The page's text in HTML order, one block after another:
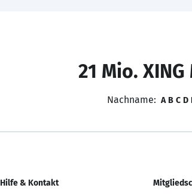
21 Mio.
Nachname: A B C D
Hilfe & Kontakt